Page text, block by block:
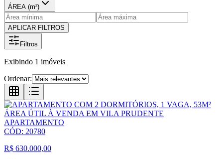
ÁREA (m²)
APLICAR FILTROS
Filtros
Exibindo 1 imóveis
Ordenar:
APARTAMENTO
CÓD: 20780
R$ 630.000,00